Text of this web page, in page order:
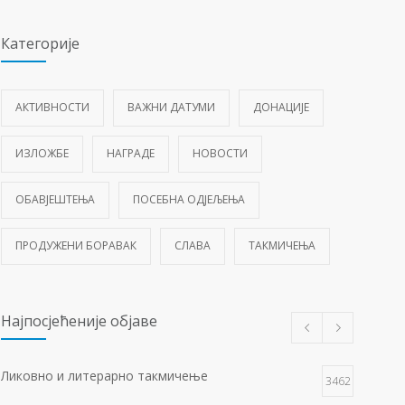
Категорије
АКТИВНОСТИ ВАЖНИ ДАТУМИ ДОНАЦИЈЕ
ИЗЛОЖБЕ НАГРАДЕ НОВОСТИ
ОБАВЈЕШТЕЊА ПОСЕБНА ОДЈЕЉЕЊА
ПРОДУЖЕНИ БОРАВАК СЛАВА ТАКМИЧЕЊА
Најпосјећеније објаве
Ликовно и литерарно такмичење 3462